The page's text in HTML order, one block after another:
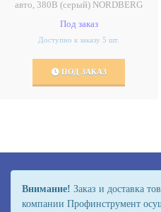
авто, 380В (серый) NORDBERG
Под заказ
Доступно к заказу 5 шт.
ПОД ЗАКАЗ
Внимание! Заказ и доставка
компании Профинструмент